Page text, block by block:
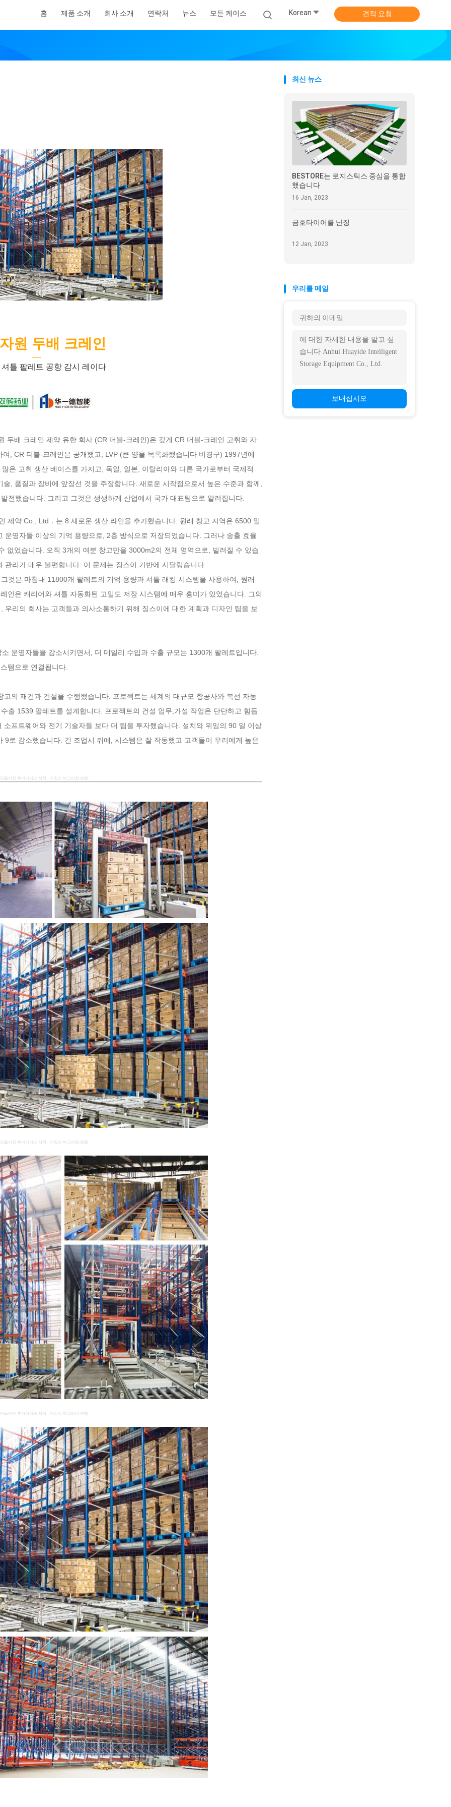
홈 제품 소개 회사 소개 연락처 뉴스 모든 케이스 Korean 견적 요청
원 두배 크레인
―-
틀 팔레트 공항 감시 레이다
두배 크레인 제약 유한 회사 (CR 더블-크레인)은 깊게 CR 더블-크레인 고취와 자
, CR 더블-크레인은 공개했고, LVP (큰 양을 목록화했습니다 비경구) 1997년에
은 고취 생산 베이스를 가지고, 독일, 일본, 이탈리아와 다른 국가로부터 국제적
, 품질과 장비에 앞장선 것을 주장합니다. 새로운 시작점으로서 높은 수준과 함께,
전했습니다. 그리고 그것은 생생하게 산업에서 국가 대표팀으로 알려집니다.
제약 Co., Ltd．는 8 새로운 생산 라인을 추가했습니다. 원래 창고 지역은 6500 밀
영자들 이상의 기억 용량으로, 2층 방식으로 저장되었습니다. 그러나 송출 효율
없었습니다. 오직 3개의 여분 창고만을 3000m2의 전체 영역으로, 빌려질 수 있습
리가 매우 불편합니다. 이 문제는 징스이 기반에 시달링습니다.
것은 마침내 11800개 팔레트의 기억 용량과 셔틀 래킹 시스템을 사용하여, 원래
인은 캐리어와 셔틀 자동화된 고밀도 저장 시스템에 매우 흥미가 있었습니다. 그의
리의 회사는 고객들과 의사소통하기 위해 징스이에 대한 계획과 디자인 팀을 보
운영자들을 감소시키면서, 더 데일리 수입과 수출 규모는 1300개 팔레트입니다.
템으로 연결됩니다.
의 재건과 건설을 수행했습니다. 프로젝트는 세계의 대규모 항공사와 복선 자동
출 1539 팔레트를 설계합니다. 프로젝트의 건설 업무,가설 작업은 단단하고 힘듭
프트웨어와 전기 기술자들 보다 더 팀을 투자했습니다. 설치와 위임의 90 일 이상
로 감소했습니다. 긴 조업시 뒤에, 시스템은 잘 작동했고 고객들이 우리에게 높은
들어진 후아이이드 지적 · 저장소 찌그러짐 변형 ·
들어진 후아이이드 지적 · 저장소 찌그러짐 변형 ·
들어진 후아이이드 지적 · 저장소 찌그러짐 변형 ·
최신 뉴스
BESTORE는 로지스틱스 중심을 통합
했습니다
16 Jan, 2023
금호타이어를 난징
12 Jan, 2023
우리를 메일
보내십시오